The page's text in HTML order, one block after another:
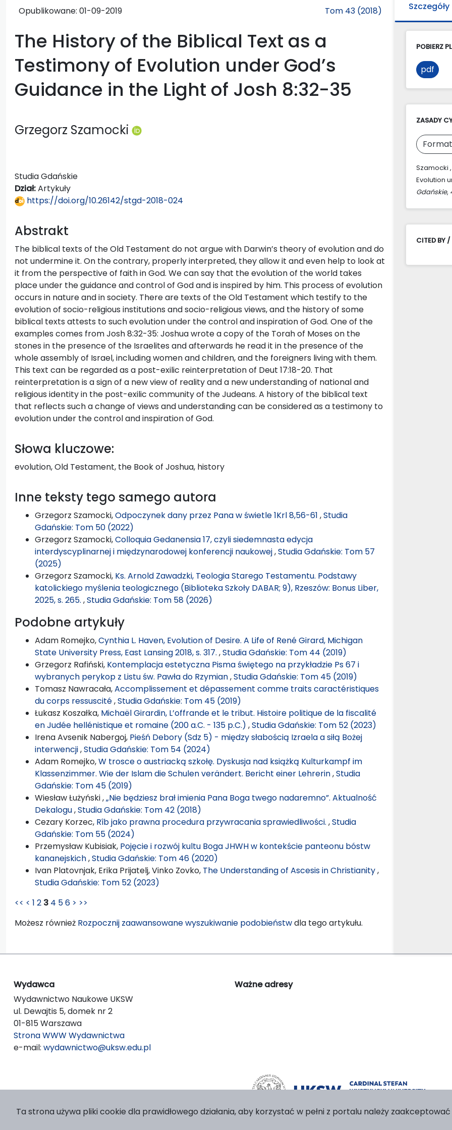
Opublikowane: 01-09-2019 Tom 43 (2018)
The History of the Biblical Text as a
Testimony of Evolution under God’s
Guidance in the Light of Josh 8:32-35
Grzegorz Szamocki
Studia Gdańskie
Dział:Artykuły
https://doi.org/10.26142/stgd-2018-024
Abstrakt
The biblical texts of the Old Testament do not argue with Darwin’s theory of evolution and do
not undermine it. On the contrary, properly interpreted, they allow it and even help to look at
it from the perspective of faith in God. We can say that the evolution of the world takes
place under the guidance and control of God and is inspired by him. This process of evolution
occurs in nature and in society. There are texts of the Old Testament which testify to the
evolution of socio-religious institutions and socio-religious views, and the history of some
biblical texts attests to such evolution under the control and inspiration of God. One of the
examples comes from Josh 8:32-35: Joshua wrote a copy of the Torah of Moses on the
stones in the presence of the Israelites and afterwards he read it in the presence of the
whole assembly of Israel, including women and children, and the foreigners living with them.
This text can be regarded as a post-exilic reinterpretation of Deut 17:18-20. That
reinterpretation is a sign of a new view of reality and a new understanding of national and
religious identity in the post-exilic community of the Judeans. A history of the biblical text
that reflects such a change of views and understanding can be considered as a testimony to
evolution under the control and inspiration of God.
Słowa kluczowe:
evolution, Old Testament, the Book of Joshua, history
Inne teksty tego samego autora
Grzegorz Szamocki,Odpoczynek dany przez Pana w świetle 1Krl 8,56-61 ,Studia
Gdańskie: Tom 50 (2022)
Grzegorz Szamocki,Colloquia Gedanensia 17, czyli siedemnasta edycja
interdyscyplinarnej i międzynarodowej konferencji naukowej,Studia Gdańskie: Tom 57
(2025)
Grzegorz Szamocki, Ks. Arnold Zawadzki, Teologia Starego Testamentu. Podstawy
katolickiego myślenia teologicznego (Biblioteka Szkoły DABAR; 9), Rzeszów: Bonus Liber,
2025, s. 265. ,Studia Gdańskie: Tom 58 (2026)
Podobne artykuły
Adam Romejko,Cynthia L. Haven, Evolution of Desire. A Life of René Girard, Michigan
State University Press, East Lansing 2018, s. 317. ,Studia Gdańskie: Tom 44 (2019)
Grzegorz Rafiński, Kontemplacja estetyczna Pisma świętego na przykładzie Ps 67 i
wybranych perykop z Listu św. Pawła do Rzymian,Studia Gdańskie: Tom 45 (2019)
Tomasz Nawracała,Accomplissement et dépassement comme traits caractéristiques
du corps ressuscité,Studia Gdańskie: Tom 45 (2019)
Łukasz Koszałka, Michaël Girardin, L’offrande et le tribut. Histoire politique de la fiscalité
en Judée hellénistique et romaine (200 a.C. - 135 p.C.) ,Studia Gdańskie: Tom 52 (2023)
Irena Avsenik Nabergoj, Pieśń Debory (Sdz 5) - między słabością Izraela a siłą Bożej
interwencji,Studia Gdańskie: Tom 54 (2024)
Adam Romejko,W trosce o austriacką szkołę. Dyskusja nad książką Kulturkampf im
Klassenzimmer. Wie der Islam die Schulen verändert. Bericht einer Lehrerin,Studia
Gdańskie: Tom 45 (2019)
Wiesław Łużyński ,„Nie będziesz brał imienia Pana Boga twego nadaremno”. Aktualność
Dekalogu,Studia Gdańskie: Tom 42 (2018)
Cezary Korzec, Rîb jako prawna procedura przywracania sprawiedliwości. ,Studia
Gdańskie: Tom 55 (2024)
Przemysław Kubisiak, Pojęcie i rozwój kultu Boga JHWH w kontekście panteonu bóstw
kananejskich,Studia Gdańskie: Tom 46 (2020)
Ivan Platovnjak, Erika Prijatelj, Vinko Zovko, The Understanding of Ascesis in Christianity,
Studia Gdańskie: Tom 52 (2023)
<< < 1 2 3 4 56 > >>
Możesz również Rozpocznij zaawansowane wyszukiwanie podobieństwdla tego artykułu.
Szczegóły
POBIERZ
pdf
ZASADY
Szamocki
Evolution
Gdańskie,
CITED BY /
Wydawca
Wydawnictwo Naukowe UKSW
ul. Dewajtis 5, domek nr 2
01-815 Warszawa
Strona WWW Wydawnictwa
e-mail: wydawnictwo@uksw.edu.pl
Ważne adresy
Ta strona używa pliki cookie dla prawidłowego działania, aby korzystać w pełni z portalu należy